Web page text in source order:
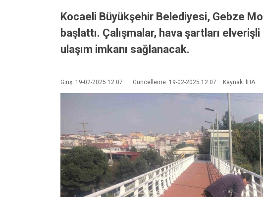
Kocaeli Büyükşehir Belediyesi, Gebze
başlattı. Çalışmalar, hava şartları
ulaşım imkanı sağlanacak.
Giriş: 19-02-2025 12:07 Güncelleme: 19-02-2025 12:07 Kaynak: İHA